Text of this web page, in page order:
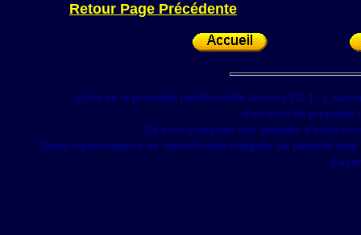
Retour Page Précédente
Code de la propriété intellectuelle Article L111-1 :
d'un droit de propriété
Ce droit comporte des attributs d'ordre
Toute représentation ou reproduction intégrale ou partielle